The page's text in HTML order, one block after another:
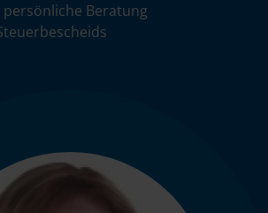
persönliche Beratung